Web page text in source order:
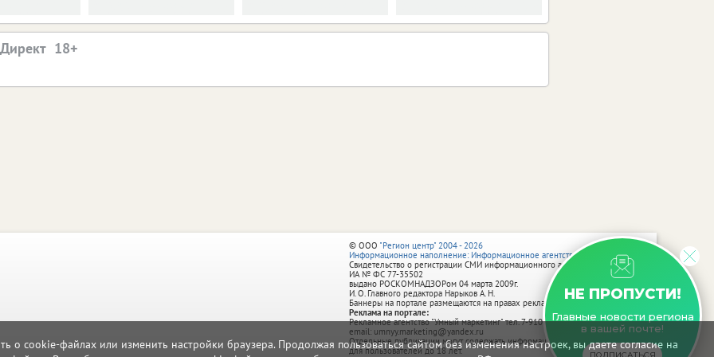
о cookie-файлах или изменить настройки браузера. Продолжая пользоваться сайтом без изменения настроек, вы даете согласие на
НЕ ПРОПУСТИ!
Главные новости региона
в вашей почте!
© ООО "Регион центр" 2004 - 2026
Информационное наполнение: Информационное агентство vRossii.ru
Свидетельство о регистрации СМИ информационного агентства vRossii.ru
ИА № ФС 77‑35502
выдано РОСКОМНАДЗОРом 04 марта 2009г.
И. О. Главного редактора Нарыков А. Н.
Баннеры на портале размещаются на правах рекламы.
Реклама на портале:
Рекламное агентство "Умный маркетинг" тел. 7-910-267-70-40,
email: umnyy.marketing@yandex.ru
Отдельные публикации могут содержать информацию, не предназначенную
для пользователей до 18 лет.